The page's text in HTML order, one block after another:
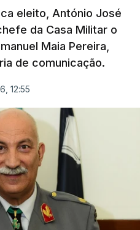
eleito, António José
da Casa Militar o
Maia Pereira,
de comunicação.
12:55